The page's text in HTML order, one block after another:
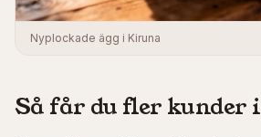
Nyplockade ägg i Kiruna
Så får du fler kunder i